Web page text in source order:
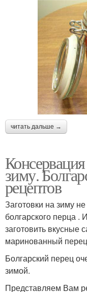
читать дальше →
зиму.
рецептов
Заготовки на зиму
болгарского перца .
заготовить вкусные
маринованный
Болгарский перец
зимой.
Представляем Вам